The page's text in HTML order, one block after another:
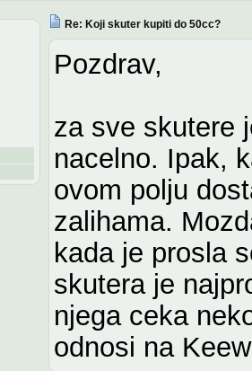
Re: Koji skuter kupiti do 50cc?
Pozdrav,
za sve skutere
nacelno. Ipak,
ovom polju
zalihama.
kada je prosla
skutera je
njega ceka
odnosi na